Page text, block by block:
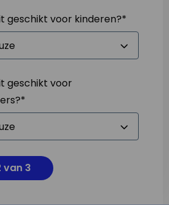
geschikt voor kinderen?*
geschikt voor
*